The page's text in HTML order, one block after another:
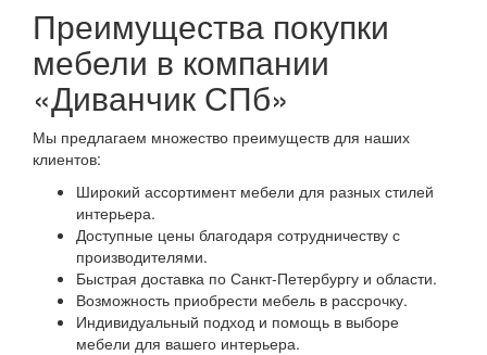
Преимущества покупки
мебели в компании
«Диванчик СПб»
Мы предлагаем множество преимуществ для наших
клиентов:
Широкий ассортимент мебели для разных стилей
интерьера.
Доступные цены благодаря сотрудничеству с
производителями.
Быстрая доставка по Санкт-Петербургу и области.
Возможность приобрести мебель в рассрочку.
Индивидуальный подход и помощь в выборе
мебели для вашего интерьера.